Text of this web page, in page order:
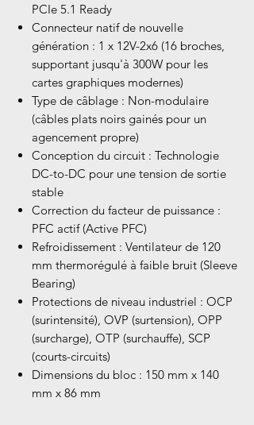
PCIe 5.1 Ready
Connecteur natif de nouvelle
génération : 1 x 12V-2x6 (16 broches,
supportant jusqu'à 300W pour les
cartes graphiques modernes)
Type de câblage : Non-modulaire
(câbles plats noirs gainés pour un
agencement propre)
Conception du circuit : Technologie
DC-to-DC pour une tension de sortie
stable
Correction du facteur de puissance :
PFC actif (Active PFC)
Refroidissement : Ventilateur de 120
mm thermorégulé à faible bruit (Sleeve
Bearing)
Protections de niveau industriel : OCP
(surintensité), OVP (surtension), OPP
(surcharge), OTP (surchauffe), SCP
(courts-circuits)
Dimensions du bloc : 150 mm x 140
mm x 86 mm